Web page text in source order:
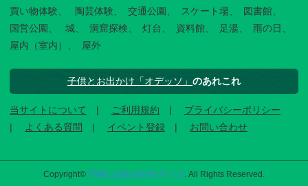
買い物体験
陶芸体験 交通公園 スケート場
図書館
国営公園
城 洞窟探検 灯台 資料館 足湯
雨の日
屋内（室内）
屋外
子供とお出かけ「オデッソ」 のあれこれ
当サイトについて ご利用規約
プライバシーポリシー
よくある質問
イベント登録 お問い合わせ
Copyright© 子供とお出かけ[オデッソ] . All Rights Reserved.